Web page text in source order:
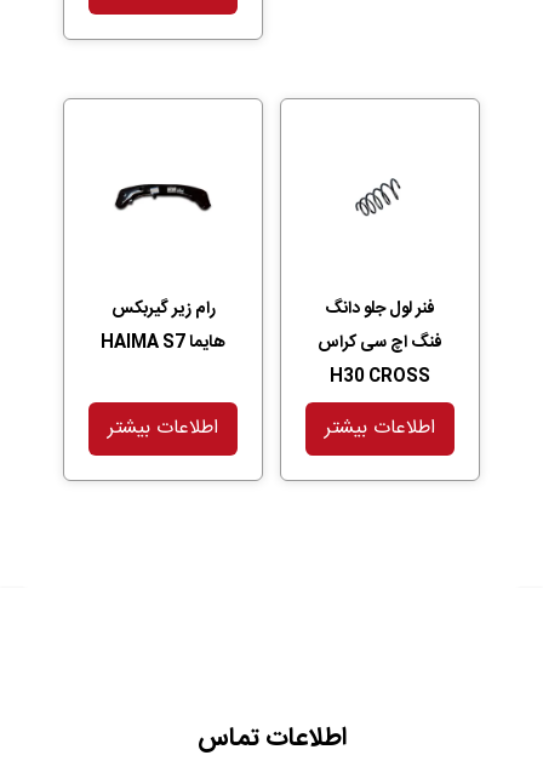
فنر لول جلو دانگ
فنگ اچ سی کراس
H30 CROSS
اطلاعات بیشتر
رام زیر گیربکس
هایما HAIMA S7
اطلاعات بیشتر
اطلاعات تماس